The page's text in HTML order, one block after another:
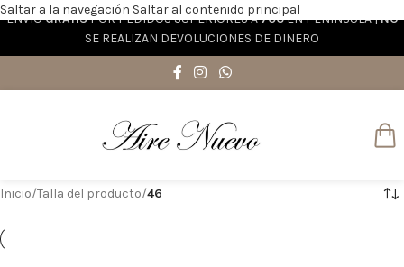
Saltar a la navegación Saltar al contenido principal
ENVÍOGRATISPOR PEDIDOS SUPERIORES A70€EN PENÍNSULA |NO
SE REALIZAN DEVOLUCIONES DE DINERO
Inicio/Talla del producto/46